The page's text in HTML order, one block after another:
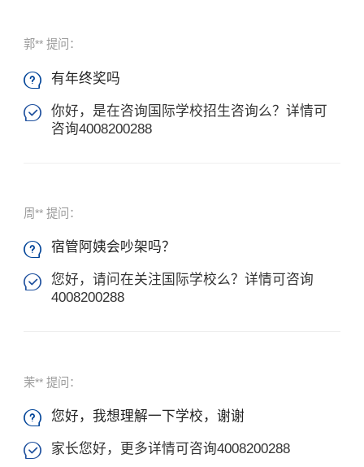
郭** 提问：
 有年终奖吗

你好，是在咨询国际学校招生咨询么？详情可
咨询4008200288
周** 提问：
 宿管阿姨会吵架吗？

您好，请问在关注国际学校么？详情可咨询
4008200288
茉** 提问：
 您好，我想理解一下学校，谢谢
 家长您好，更多详情可咨询4008200288